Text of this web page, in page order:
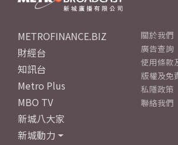
METROFINANCE.BIZ
財經台
知訊台
Metro Plus
MBO TV
新城八大家
新城動力
關於我們
廣告查詢
使用條款
版權及免
私隱政策
聯絡我們